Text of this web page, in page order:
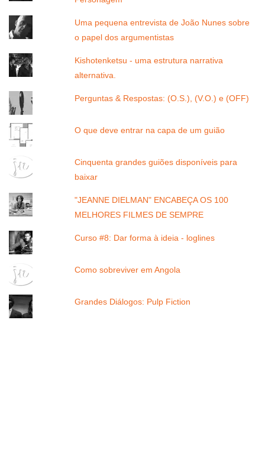
Uma pequena entrevista de João Nunes sobre
o papel dos argumentistas
Kishotenketsu - uma estrutura narrativa
alternativa.
Perguntas & Respostas: (O.S.), (V.O.) e (OFF)
O que deve entrar na capa de um guião
Cinquenta grandes guiões disponíveis para
baixar
"JEANNE DIELMAN" ENCABEÇA OS 100
MELHORES FILMES DE SEMPRE
Curso #8: Dar forma à ideia - loglines
Como sobreviver em Angola
Grandes Diálogos: Pulp Fiction